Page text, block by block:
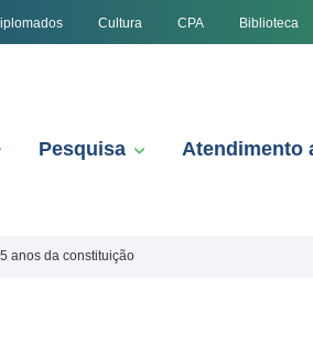
Cultura CPA Biblioteca
Pesquisa Atendimento
anos da constituição